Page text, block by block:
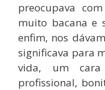
preocupava
muito bacana e
enfim, nos
significava para
vida, um
profissional,